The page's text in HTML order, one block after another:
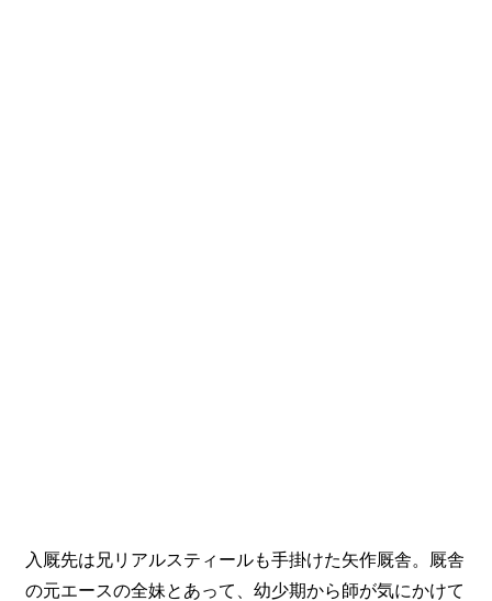
入厩先は兄リアルスティールも手掛けた矢作厩舎。厩舎
の元エースの全妹とあって、幼少期から師が気にかけて